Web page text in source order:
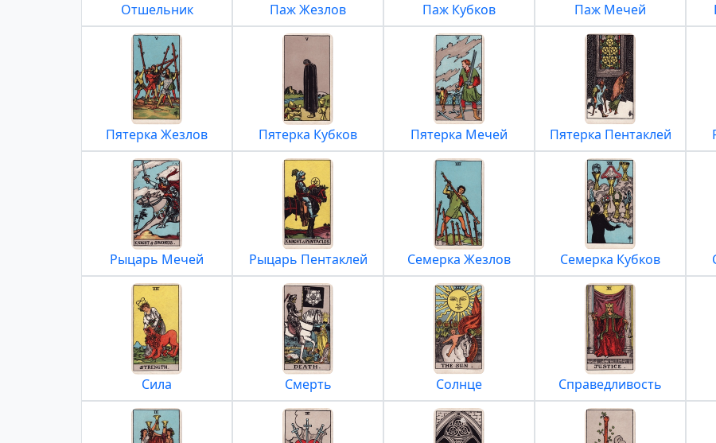
Отшельник Паж Жезлов Паж Кубков Паж Мечей
Пятерка Жезлов Пятерка Кубков Пятерка Мечей Пятерка Пентаклей
Рыцарь Мечей Рыцарь Пентаклей Семерка Жезлов Семерка Кубков
Сила Смерть Солнце Справедливость